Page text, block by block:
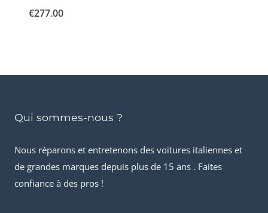
€277.00
Qui sommes-nous ?
Nous réparons et entretenons des voitures italiennes et
de grandes marques depuis plus de 15 ans . Faites
confiance à des pros !